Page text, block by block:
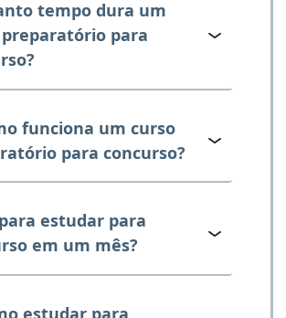
tempo dura um
para
funciona um curso
para concurso?
estudar para
em um mês?
estudar para